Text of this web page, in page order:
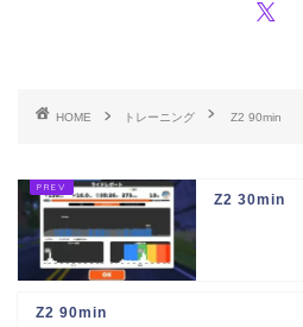
HOME トレーニング Z2 90min
Z2 30min
Z2 90min